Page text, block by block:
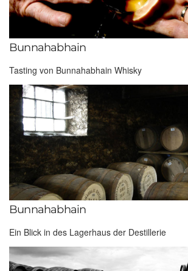
Bunnahabhain
Tasting von Bunnahabhain Whisky
Bunnahabhain
Ein Blick in des Lagerhaus der Destillerie